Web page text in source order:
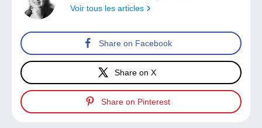
Voir tous les articles
Share on Facebook
Share on X
Share on Pinterest